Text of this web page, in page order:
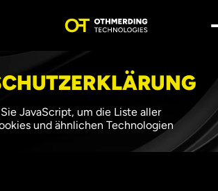
JavaScript, um die Liste aller
und ähnlichen Technologien